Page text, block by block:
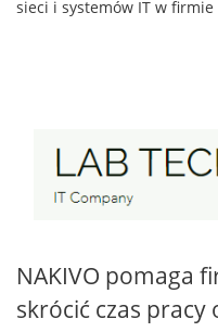
sieci i systemów IT w firmie
NAKIVO pomaga
skrócić czas pracy